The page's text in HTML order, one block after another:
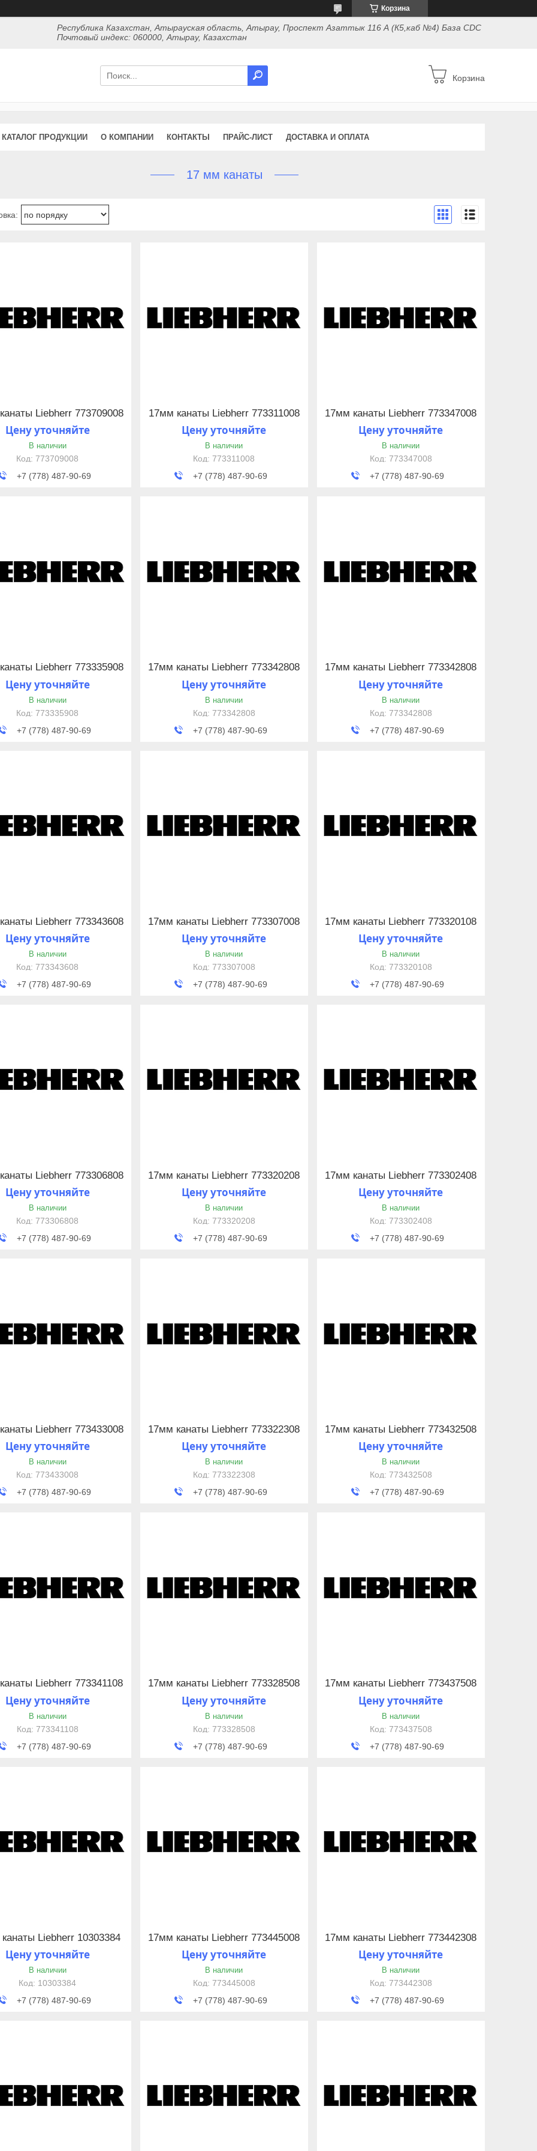
Корзина
Республика Казахстан, Атырауская область, Атырау, Проспект Азаттык 116 А (К5,каб №4) База CDC
Почтовый индекс: 060000, Атырау, Казахстан
Корзина
КАТАЛОГ ПРОДУКЦИИ О КОМПАНИИ КОНТАКТЫ ПРАЙС-ЛИСТ ДОСТАВКА И ОПЛАТА
17 мм канаты
Liebherr 773709008
Цену уточняйте
В наличии
773709008
+7 (778) 487-90-69
17мм канаты Liebherr 773311008
Цену уточняйте
В наличии
773311008
+7 (778) 487-90-69
17мм канаты Liebherr 773347008
Цену уточняйте
В наличии
773347008
+7 (778) 487-90-69
Liebherr 773335908
Цену уточняйте
В наличии
773335908
+7 (778) 487-90-69
17мм канаты Liebherr 773342808
Цену уточняйте
В наличии
773342808
+7 (778) 487-90-69
17мм канаты Liebherr 773342808
Цену уточняйте
В наличии
773342808
+7 (778) 487-90-69
Liebherr 773343608
Цену уточняйте
В наличии
773343608
+7 (778) 487-90-69
17мм канаты Liebherr 773307008
Цену уточняйте
В наличии
773307008
+7 (778) 487-90-69
17мм канаты Liebherr 773320108
Цену уточняйте
В наличии
773320108
+7 (778) 487-90-69
Liebherr 773306808
Цену уточняйте
В наличии
773306808
+7 (778) 487-90-69
17мм канаты Liebherr 773320208
Цену уточняйте
В наличии
773320208
+7 (778) 487-90-69
17мм канаты Liebherr 773302408
Цену уточняйте
В наличии
773302408
+7 (778) 487-90-69
Liebherr 773433008
Цену уточняйте
В наличии
773433008
+7 (778) 487-90-69
17мм канаты Liebherr 773322308
Цену уточняйте
В наличии
773322308
+7 (778) 487-90-69
17мм канаты Liebherr 773432508
Цену уточняйте
В наличии
773432508
+7 (778) 487-90-69
Liebherr 773341108
Цену уточняйте
В наличии
773341108
+7 (778) 487-90-69
17мм канаты Liebherr 773328508
Цену уточняйте
В наличии
773328508
+7 (778) 487-90-69
17мм канаты Liebherr 773437508
Цену уточняйте
В наличии
773437508
+7 (778) 487-90-69
Liebherr 10303384
Цену уточняйте
В наличии
10303384
+7 (778) 487-90-69
17мм канаты Liebherr 773445008
Цену уточняйте
В наличии
773445008
+7 (778) 487-90-69
17мм канаты Liebherr 773442308
Цену уточняйте
В наличии
773442308
+7 (778) 487-90-69